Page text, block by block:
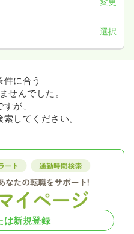
選択
件に合う
せんでした。
が、
してください。
は新規登録